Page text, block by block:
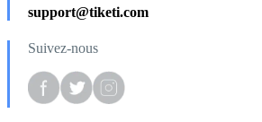
support@tiketi.com
Suivez-nous